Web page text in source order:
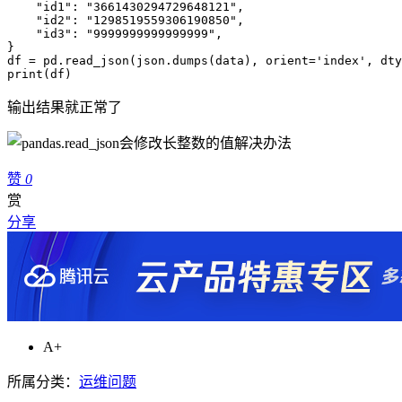
"id1": "3661430294729648121",
"id2": "1298519559306190850",
"id3": "9999999999999999",
}
df = pd.read_json(json.dumps(data), orient='index',
print(df)
输出结果就正常了
赞 0
赏
分享
A+
所属分类： 运维问题